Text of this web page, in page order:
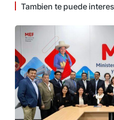
Tambien te puede